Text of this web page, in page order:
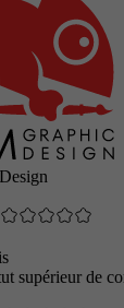
supérieur de